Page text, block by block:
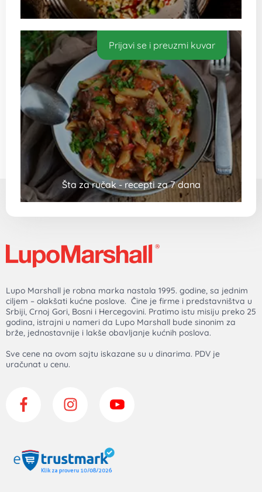
Prijavi se i preuzmi kuvar
Šta za ručak - recepti za 7 dana
Lupo Marshall je robna marka nastala 1995. godine, sa jednim
ciljem – olakšati kućne poslove. Čine je firme i predstavništva u
Srbiji, Crnoj Gori, Bosni i Hercegovini. Pratimo istu misiju preko 25
godina, istrajni u nameri da Lupo Marshall bude sinonim za
brže, jednostavnije i lakše obavljanje kućnih poslova.
Sve cene na ovom sajtu iskazane su u dinarima. PDV je
uračunat u cenu.